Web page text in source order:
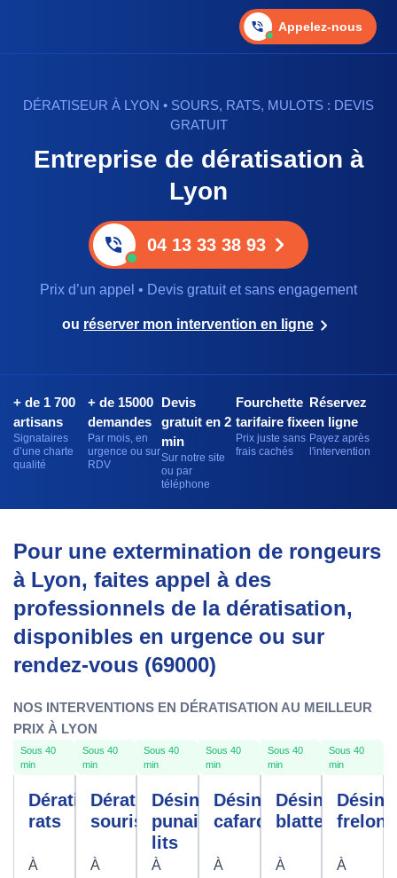
Appelez-nous
DÉRATISEUR À LYON • SOURS, RATS, MULOTS : DEVIS
GRATUIT
Entreprise de dératisation à
Lyon
04 13 33 38 93
Prix d’un appel • Devis gratuit et sans engagement
ou réserver mon intervention en ligne
+ de 1 700
artisans
Signataires
d’une charte
qualité
+ de 15000
demandes
Par mois, en
urgence ou sur
RDV
Devis
gratuit en 2
min
Sur notre site
ou par
téléphone
Fourchette
tarifaire fixe
Prix juste sans
frais cachés
Réservez
en ligne
Payez après
l'intervention
Pour une extermination de rongeurs
à Lyon, faites appel à des
professionnels de la dératisation,
disponibles en urgence ou sur
rendez-vous (69000)
NOS INTERVENTIONS EN DÉRATISATION AU MEILLEUR
PRIX À LYON
Sous 40
min
Dératisation
rats
À
Sous 40
min
Dératisation
souris
À
Sous 40
min
Désinfection
punaises de
lits
À
Sous 40
min
Désinfection
cafards
À
Sous 40
min
Désinfection
blattes
À
Sous 40
min
frelons
À